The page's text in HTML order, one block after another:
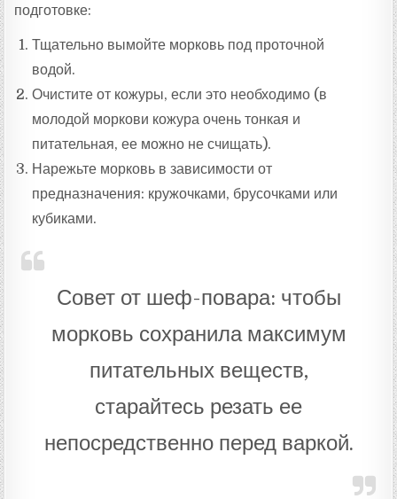
подготовке:
Тщательно вымойте морковь под проточной
водой.
Очистите от кожуры, если это необходимо (в
молодой моркови кожура очень тонкая и
питательная, ее можно не счищать).
Нарежьте морковь в зависимости от
предназначения: кружочками, брусочками или
кубиками.
Совет от шеф-повара: чтобы
морковь сохранила максимум
питательных веществ,
старайтесь резать ее
непосредственно перед варкой.